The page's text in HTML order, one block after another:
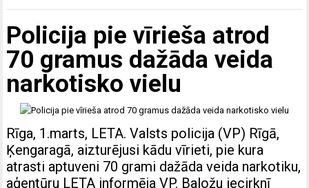
Policija pie vīrieša atrod
70 gramus dažāda veida
narkotisko vielu
Rīga, 1.marts, LETA. Valsts policija (VP) Rīgā,
Ķengaragā, aizturējusi kādu vīrieti, pie kura
atrasti aptuveni 70 grami dažāda veida narkotiku,
aģentūru LETA informēja VP. Baložu iecirknī